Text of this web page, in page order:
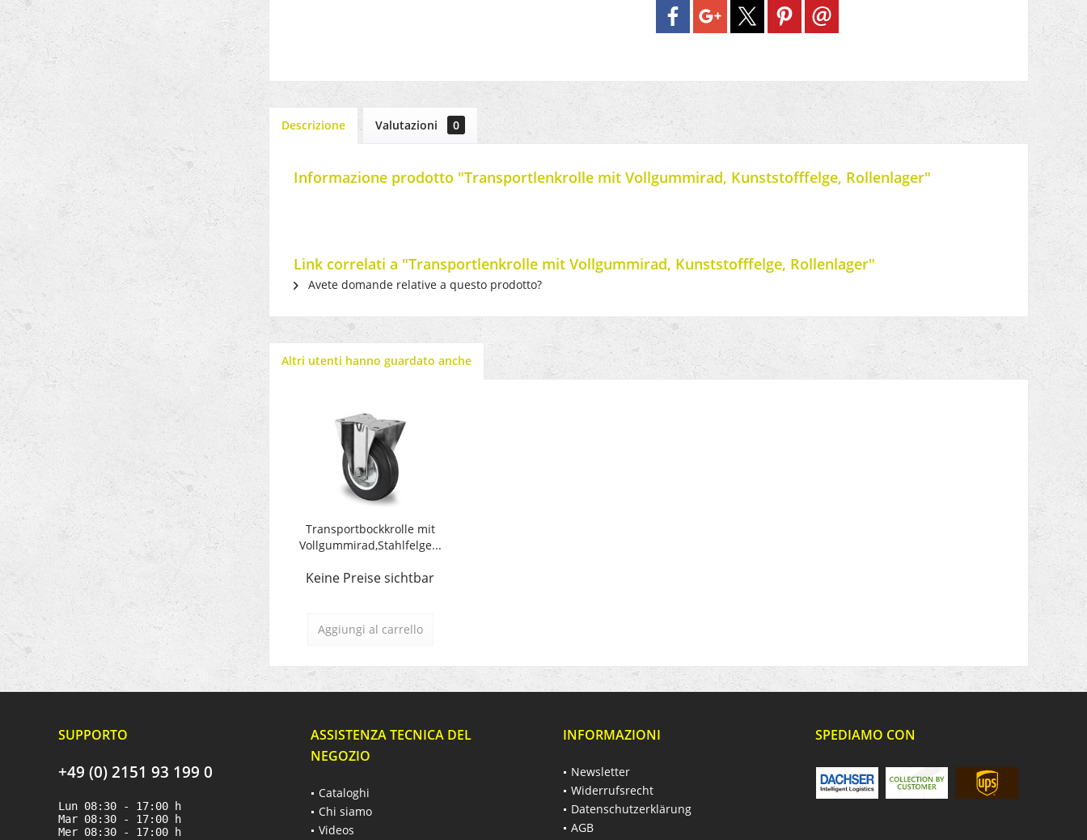
Descrizione Valutazioni 0
Informazione prodotto "Transportlenkrolle mit Vollgummirad, Kunststofffelge, Rollenlager"
Link correlati a "Transportlenkrolle mit Vollgummirad, Kunststofffelge, Rollenlager"
Avete domande relative a questo prodotto?
Altri utenti hanno guardato anche
Transportbockkrolle mit
Vollgummirad,Stahlfelge...
Keine Preise sichtbar
Aggiungi al carrello
SUPPORTO
+49 (0) 2151 93 199 0
Lun 08:30 - 17:00 h
Mar 08:30 - 17:00 h
Mer 08:30 - 17:00 h
ASSISTENZA TECNICA DEL
NEGOZIO
Cataloghi
Chi siamo
Videos
INFORMAZIONI
Newsletter
Widerrufsrecht
Datenschutzerklärung
AGB
SPEDIAMO CON